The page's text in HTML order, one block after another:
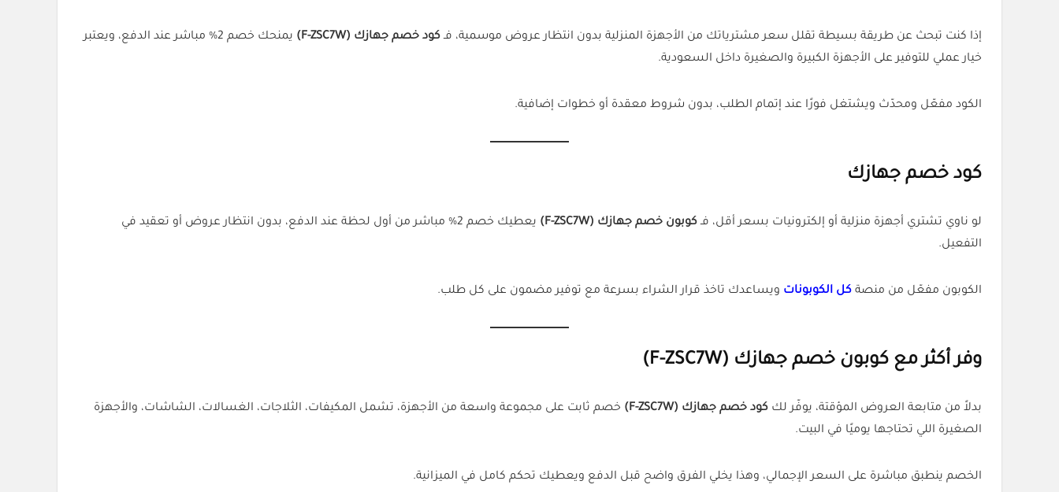
إذا كنت تبحث عن طريقة بسيطة تقلل سعر مشترياتك من الأجهزة المنزلية بدون انتظار عروض موسمية، فـكود خصم جهازك (F-ZSC7W)
يمنحك خصم 2% مباشر عند الدفع، ويعتبر
خيار عملي للتوفير على الأجهزة الكبيرة والصغيرة داخل السعودية.
الكود مفعّل ومحدّث ويشتغل فورًا عند إتمام الطلب، بدون شروط معقدة أو خطوات إضافية.
كود خصم جهازك
لو ناوي تشتري أجهزة منزلية أو إلكترونيات بسعر أقل، فـكوبون خصم جهازك (F-ZSC7W)
يعطيك خصم 2% مباشر من أول لحظة عند الدفع، بدون انتظار عروض أو تعقيد في
التفعيل.
الكوبون مفعّل من منصة كل الكوبونات ويساعدك تاخذ قرار الشراء بسرعة مع توفير مضمون على كل طلب.
وفر أكثر مع كوبون خصم جهازك (F-ZSC7W)
بدلاً من متابعة العروض المؤقتة، يوفّر لك كود خصم جهازك (F-ZSC7W)
خصم ثابت على مجموعة واسعة من الأجهزة، تشمل المكيفات، الثلاجات، الغسالات، الشاشات، والأجهزة
الصغيرة اللي تحتاجها يوميًا في البيت.
الخصم ينطبق مباشرة على السعر الإجمالي، وهذا يخلي الفرق واضح قبل الدفع ويعطيك تحكم كامل في الميزانية.